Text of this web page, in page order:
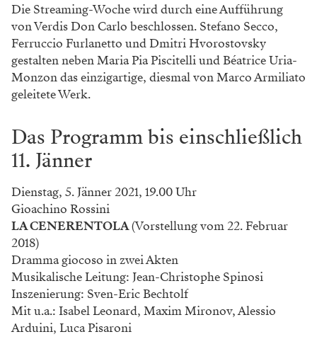
Die Streaming-Woche wird durch eine Aufführung
von Verdis Don Carlo beschlossen. Stefano Secco,
Ferruccio Furlanetto und Dmitri Hvorostovsky
gestalten neben Maria Pia Piscitelli und Béatrice Uria-
Monzon das einzigartige, diesmal von Marco Armiliato
geleitete Werk.
Das Programm bis einschließlich
11. Jänner
Dienstag, 5. Jänner 2021, 19.00 Uhr
Gioachino Rossini
LA CENERENTOLA(Vorstellung vom 22. Februar
2018)
Dramma giocoso in zwei Akten
Musikalische Leitung: Jean-Christophe Spinosi
Inszenierung: Sven-Eric Bechtolf
Mit u.a.: Isabel Leonard, Maxim Mironov, Alessio
Arduini, Luca Pisaroni